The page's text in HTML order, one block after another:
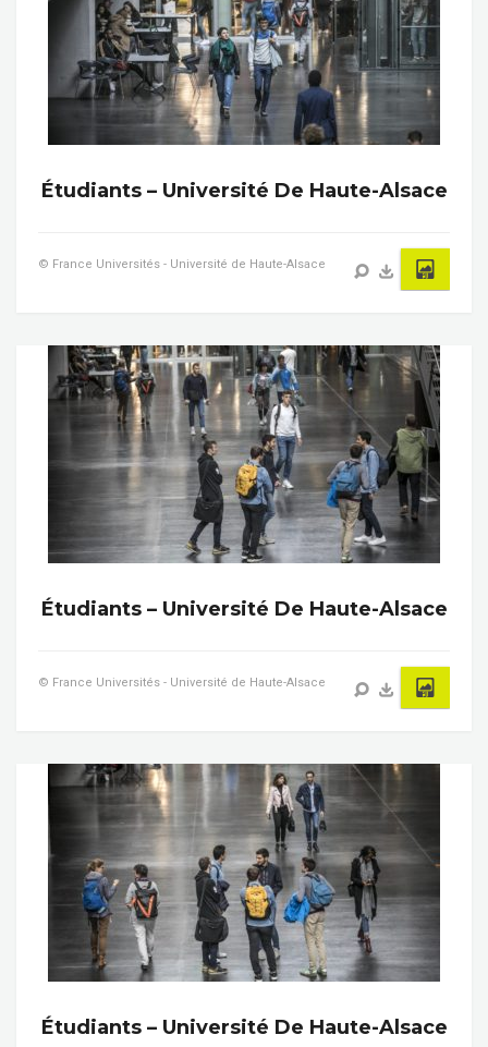
Étudiants – Université De Haute-Alsace
© France Universités - Université de Haute-Alsace
Étudiants – Université De Haute-Alsace
© France Universités - Université de Haute-Alsace
Étudiants – Université De Haute-Alsace